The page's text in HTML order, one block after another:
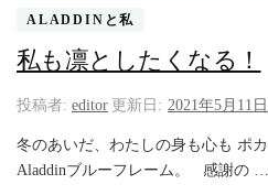
ALADDINと私
私も凛としたくなる！
投稿者: editor 更新日: 2021年5月11日
冬のあいだ、わたしの身も心も ポ
Aladdinブルーフレーム。 感謝の …